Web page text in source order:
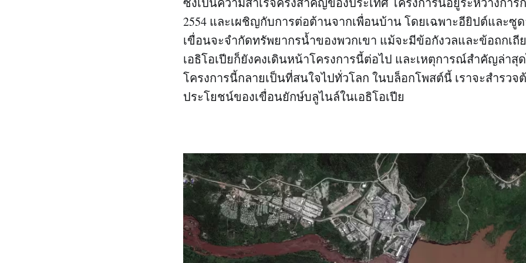
2554 และเผชิญกับการต่อต้านจากเพื่อนบ้าน โดยเฉพาะอียิปต์และซูด
เขื่อนจะจำกัดทรัพยากรน้ำของพวกเขา แม้จะมีข้อกังวลและข้อถกเถี
เอธิโอเปียก็ยังคงเดินหน้าโครงการนี้ต่อไป และเหตุการณ์สำคัญล่าสุ
โครงการนี้กลายเป็นที่สนใจไปทั่วโลก ในบล็อกโพสต์นี้ เราจะสำรว
ประโยชน์ของเขื่อนยักษ์บลูไนล์ในเอธิโอเปีย